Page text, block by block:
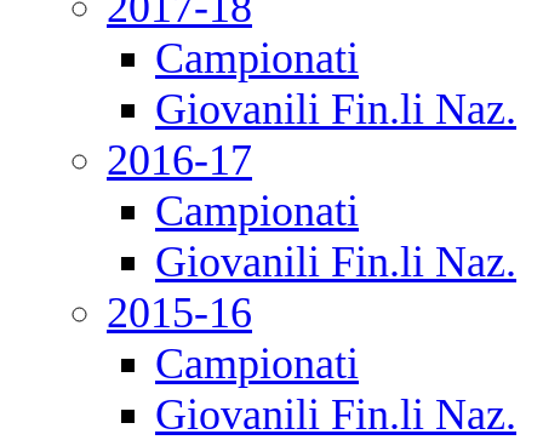
Campionati
Giovanili Fin.li Naz.
2016-17
Campionati
Giovanili Fin.li Naz.
2015-16
Campionati
Giovanili Fin.li Naz.